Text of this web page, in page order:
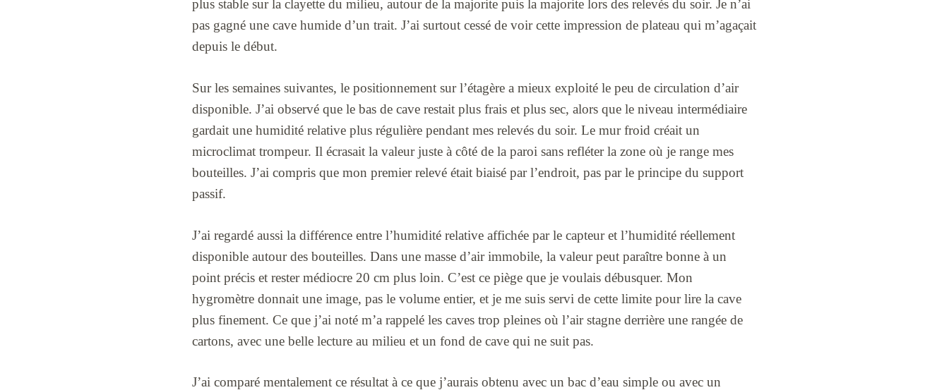
plus stable sur la clayette du milieu, autour de la majorite puis la majorite lors des relevés du soir. Je n’ai
pas gagné une cave humide d’un trait. J’ai surtout cessé de voir cette impression de plateau qui m’agaçait
depuis le début.
Sur les semaines suivantes, le positionnement sur l’étagère a mieux exploité le peu de circulation d’air
disponible. J’ai observé que le bas de cave restait plus frais et plus sec, alors que le niveau intermédiaire
gardait une humidité relative plus régulière pendant mes relevés du soir. Le mur froid créait un
microclimat trompeur. Il écrasait la valeur juste à côté de la paroi sans refléter la zone où je range mes
bouteilles. J’ai compris que mon premier relevé était biaisé par l’endroit, pas par le principe du support
passif.
J’ai regardé aussi la différence entre l’humidité relative affichée par le capteur et l’humidité réellement
disponible autour des bouteilles. Dans une masse d’air immobile, la valeur peut paraître bonne à un
point précis et rester médiocre 20 cm plus loin. C’est ce piège que je voulais débusquer. Mon
hygromètre donnait une image, pas le volume entier, et je me suis servi de cette limite pour lire la cave
plus finement. Ce que j’ai noté m’a rappelé les caves trop pleines où l’air stagne derrière une rangée de
cartons, avec une belle lecture au milieu et un fond de cave qui ne suit pas.
J’ai comparé mentalement ce résultat à ce que j’aurais obtenu avec un bac d’eau simple ou avec un